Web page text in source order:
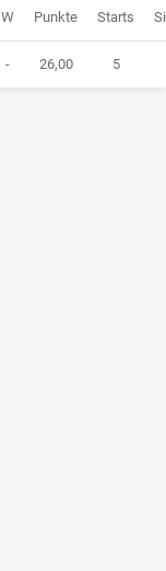
W Punkte Starts
- 26,00 5